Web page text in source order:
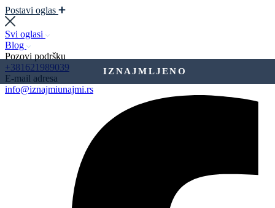
Postavi oglas
Svi oglasi
Blog
Pozovi podršku
+381621989039
E-mail adresa
info@iznajmiunajmi.rs
IZNAJMLJENO